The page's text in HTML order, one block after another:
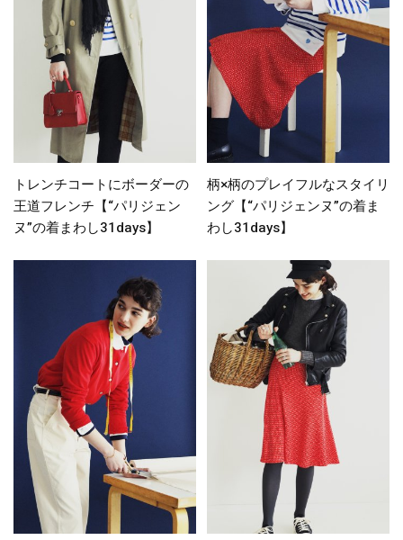
トレンチコートにボーダーの
王道フレンチ【“パリジェン
ヌ”の着まわし31days】
柄×柄のプレイフルなスタイリ
ング【“パリジェンヌ”の着ま
わし31days】